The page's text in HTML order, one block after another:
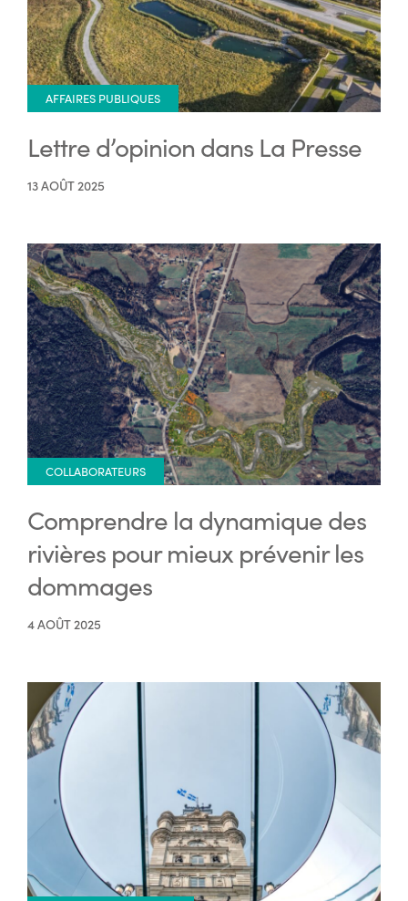
AFFAIRES PUBLIQUES
Lettre d’opinion dans La Presse
13 AOÛT 2025
COLLABORATEURS
Comprendre la dynamique des
rivières pour mieux prévenir les
dommages
4 AOÛT 2025